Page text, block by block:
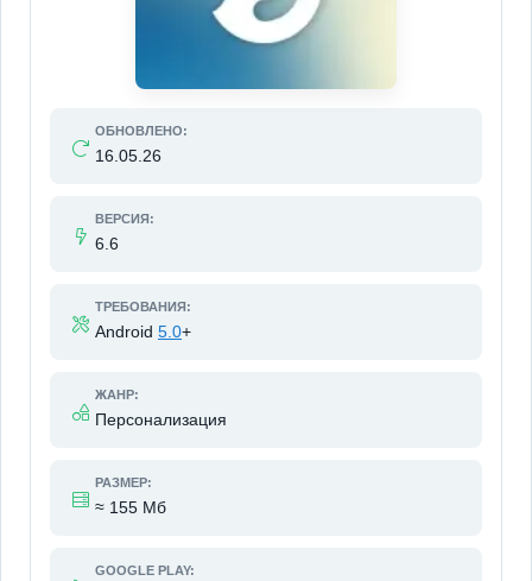
ОБНОВЛЕНО:
16.05.26
ВЕРСИЯ:
6.6
ТРЕБОВАНИЯ:
Android 5.0+
ЖАНР:
Персонализация
РАЗМЕР:
≈ 155 Мб
GOOGLE PLAY: